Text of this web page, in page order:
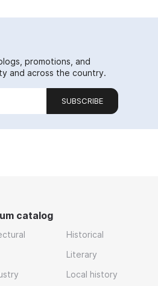
promotions, and
and across the country.
SUBSCRIBE
catalog
Historical
Literary
Local history